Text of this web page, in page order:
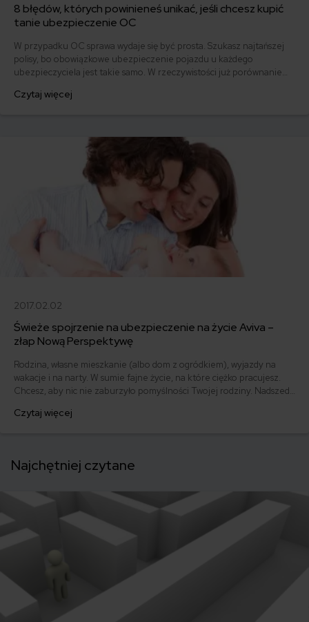
8 błędów, których powinieneś unikać, jeśli chcesz kupić
tanie ubezpieczenie OC
W przypadku OC sprawa wydaje się być prosta. Szukasz najtańszej
polisy, bo obowiązkowe ubezpieczenie pojazdu u każdego
ubezpieczyciela jest takie samo. W rzeczywistości już porównanie
ubezpieczenia OC, a potem płacisz za nie, nie jest bez znaczenia
Czytaj więcej
2017.02.02
Świeże spojrzenie na ubezpieczenie na życie Aviva –
złap Nową Perspektywę
Rodzina, własne mieszkanie (albo dom z ogródkiem), wyjazdy na
wakacje i na narty. W sumie fajne życie, na które ciężko pracujesz.
Chcesz, aby nic nie zaburzyło pomyślności Twojej rodziny. Nadszedł
bliskich. Aviva pomaga Ci spojrzeć na ubezpieczenie na życie z
Czytaj więcej
Najchętniej czytane